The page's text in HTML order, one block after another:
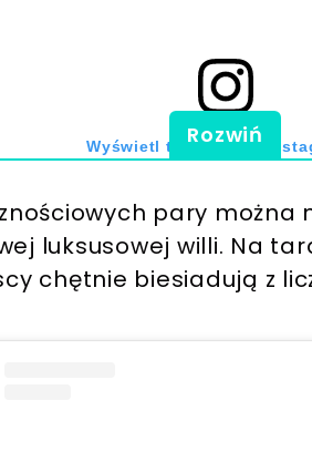
Wyświetl ten post na
Rozwiń
pary można
luksusowej willi. Na
chętnie biesiadują z